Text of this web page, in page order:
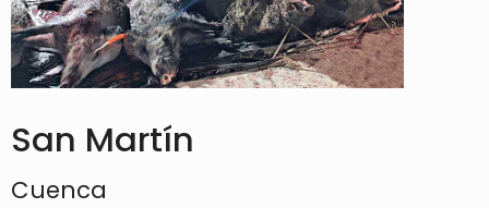
San Martín
Cuenca